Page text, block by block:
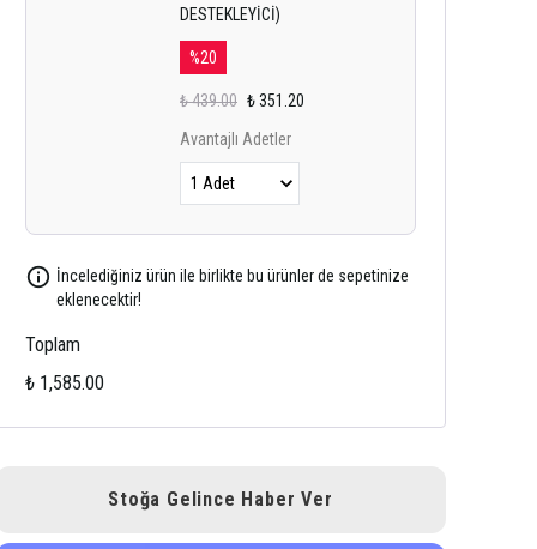
DESTEKLEYİCİ)
%20
₺ 439.00 ₺ 351.20
Avantajlı Adetler
İncelediğiniz ürün ile birlikte bu ürünler de sepetinize
eklenecektir!
Toplam
₺ 1,585.00
Stoğa Gelince Haber Ver